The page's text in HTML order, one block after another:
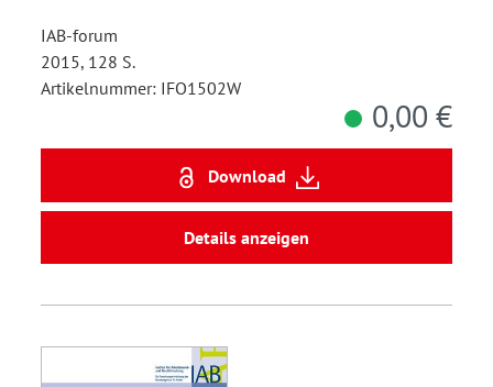
IAB-forum
2015, 128 S.
Artikelnummer: IFO1502W
0,00 €
Download
Details anzeigen